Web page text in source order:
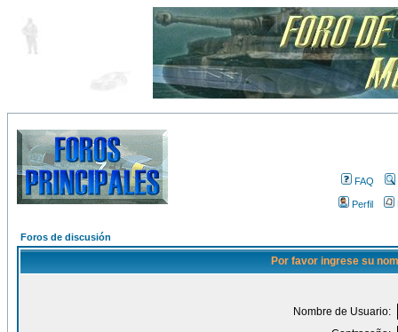
FAQ
Perfil
Foros de discusión
Por favor ingrese su
Nombre de Usuario: